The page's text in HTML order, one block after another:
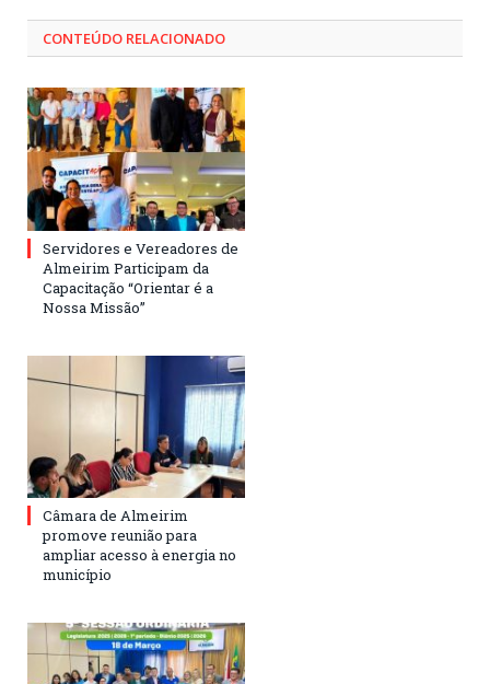
CONTEÚDO RELACIONADO
Servidores e Vereadores de
Almeirim Participam da
Capacitação “Orientar é a
Nossa Missão”
Câmara de Almeirim
promove reunião para
ampliar acesso à energia no
município